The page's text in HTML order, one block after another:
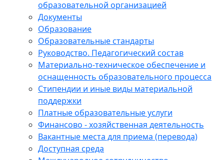
образовательной организацией
Документы
Образование
Образовательные стандарты
Руководство. Педагогический состав
Материально-техническое обеспечение и
оснащенность образовательного процесса
Стипендии и иные виды материальной
поддержки
Платные образовательные услуги
Финансово - хозяйственная деятельность
Вакантные места для приема (перевода)
Доступная среда